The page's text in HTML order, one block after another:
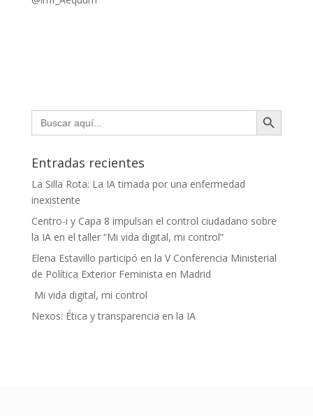
Buscar: Botón de búsqueda
Entradas recientes
La Silla Rota: La IA timada por una enfermedad
inexistente
Centro-i y Capa 8 impulsan el control ciudadano sobre
la IA en el taller “Mi vida digital, mi control”
Elena Estavillo participó en la V Conferencia Ministerial
de Política Exterior Feminista en Madrid
Mi vida digital, mi control
Nexos: Ética y transparencia en la IA